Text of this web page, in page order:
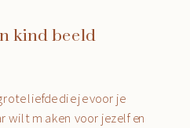
liefde die je voor je
wilt maken voor jezelf en
kind beeld